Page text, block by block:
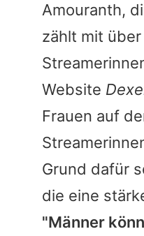
Amouranth,
zählt mit
Website
Frauen auf
Grund dafür
die eine
"Männer